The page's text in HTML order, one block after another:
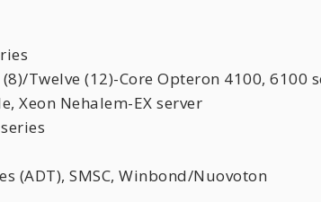
Twelve (12)-Core Opteron 4100, 6100
Xeon Nehalem-EX server
(ADT), SMSC, Winbond/Nuovoton